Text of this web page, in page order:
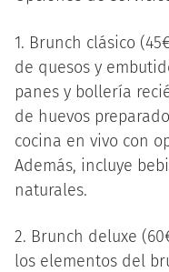
1. Brunch clásico
de quesos y
panes y bollería
de huevos
cocina en vivo con
Además, incluye
naturales.
2. Brunch deluxe
los elementos del